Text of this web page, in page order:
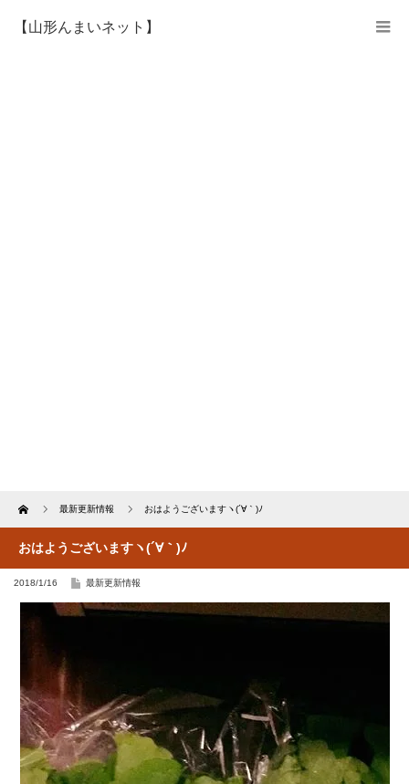
【山形んまいネット】
Home 最新更新情報 おはようございますヽ(´∀｀)ﾉ
おはようございますヽ(´∀｀)ﾉ
2018/1/16 最新更新情報